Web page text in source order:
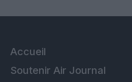
Accueil
Soutenir Air Journal